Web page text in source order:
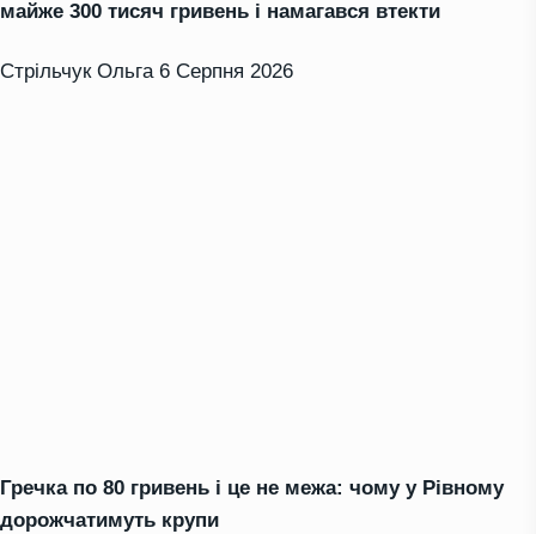
майже 300 тисяч гривень і намагався втекти
Стрільчук Ольга 6 Серпня 2026
Гречка по 80 гривень і це не межа: чому у Рівному
дорожчатимуть крупи